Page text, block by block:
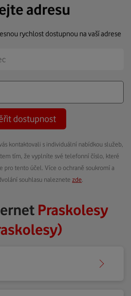
adresu
rychlost dostupnou na vaší adrese
dostupnost
kontaktovali s individuální nabídkou služeb,
tím, že vyplníte své telefonní číslo, které
pro tento účel. Více o ochraně soukromí a
souhlasu naleznete zde
Praskolesy